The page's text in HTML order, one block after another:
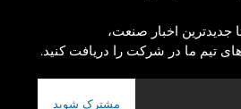
جدیدترین اخبار صنعت،
تیم ما در شرکت را دریافت کنید.
مشترک شوید